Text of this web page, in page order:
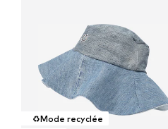
♻️Mode recyclée